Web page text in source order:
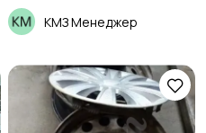
КМЗ Менеджер